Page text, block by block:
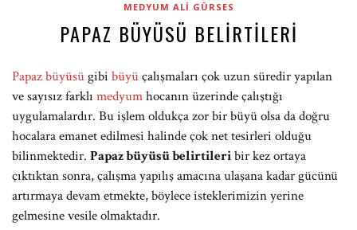
MEDYUM ALI GÜRSES
PAPAZ BÜYÜSÜ BELIRTILERI
Papaz büyüsügibi büyüçalışmaları çok uzun süredir yapılan
ve sayısız farklı medyumhocanın üzerinde çalıştığı
uygulamalardır. Bu işlem oldukça zor bir büyü olsa da doğru
hocalara emanet edilmesi halinde çok net tesirleri olduğu
bilinmektedir. Papaz büyüsü belirtileribir kez ortaya
çıktıktan sonra, çalışma yapılış amacına ulaşana kadar gücünü
artırmaya devam etmekte, böylece isteklerimizin yerine
gelmesine vesile olmaktadır.